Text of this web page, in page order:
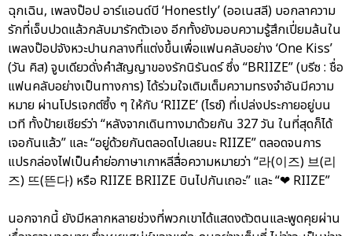
ฉุกเฉิน, เพลงป๊อป อาร์แอนด์บี ‘Honestly’ (ออเนสลี) บอกลาความ
รักที่เจ็บปวดแล้วกลับมารักตัวเอง อีกทั้งยังมอบความรู้สึกเปี่ยมล้นใน
เพลงป๊อปจังหวะปานกลางที่แต่งขึ้นเพื่อแฟนคลับอย่าง ‘One Kiss’
(วัน คิส) จูบเดียวดั่งคำสัญญาของรักนิรันดร์ ซึ่ง “BRIIZE” (บรีซ : ชื่อ
แฟนคลับอย่างเป็นทางการ) ได้ร่วมใจเติมเต็มความทรงจำอันมีความ
หมาย ผ่านโปรเจกต์ซึ้ง ๆ ให้กับ ‘RIIZE’ (ไรซ์) ที่เปล่งประกายอยู่บน
เวที ทั้งป้ายเชียร์ว่า “หลังจากเดินทางมาด้วยกัน 327 วัน ในที่สุดก็ได้
เจอกันแล้ว” และ “อยู่ด้วยกันตลอดไปเลยนะ RIIZE” ตลอดจนการ
แปรกล่องไฟเป็นคำย่อภาษาเกาหลีสื่อความหมายว่า “라(이즈) 브(리
즈) 뜨(뜬다) หรือ RIIZE BRIIZE บินไปกันเถอะ” และ “❤ RIIZE”
นอกจากนี้ ยังมีหลากหลายช่วงที่พวกเขาได้แสดงตัวตนและพูดคุยผ่าน